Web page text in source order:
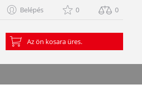
Belépés 0 0
Az ön kosara üres.